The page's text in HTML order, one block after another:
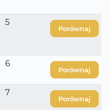
5
Porównaj
6
Porównaj
7
Porównaj